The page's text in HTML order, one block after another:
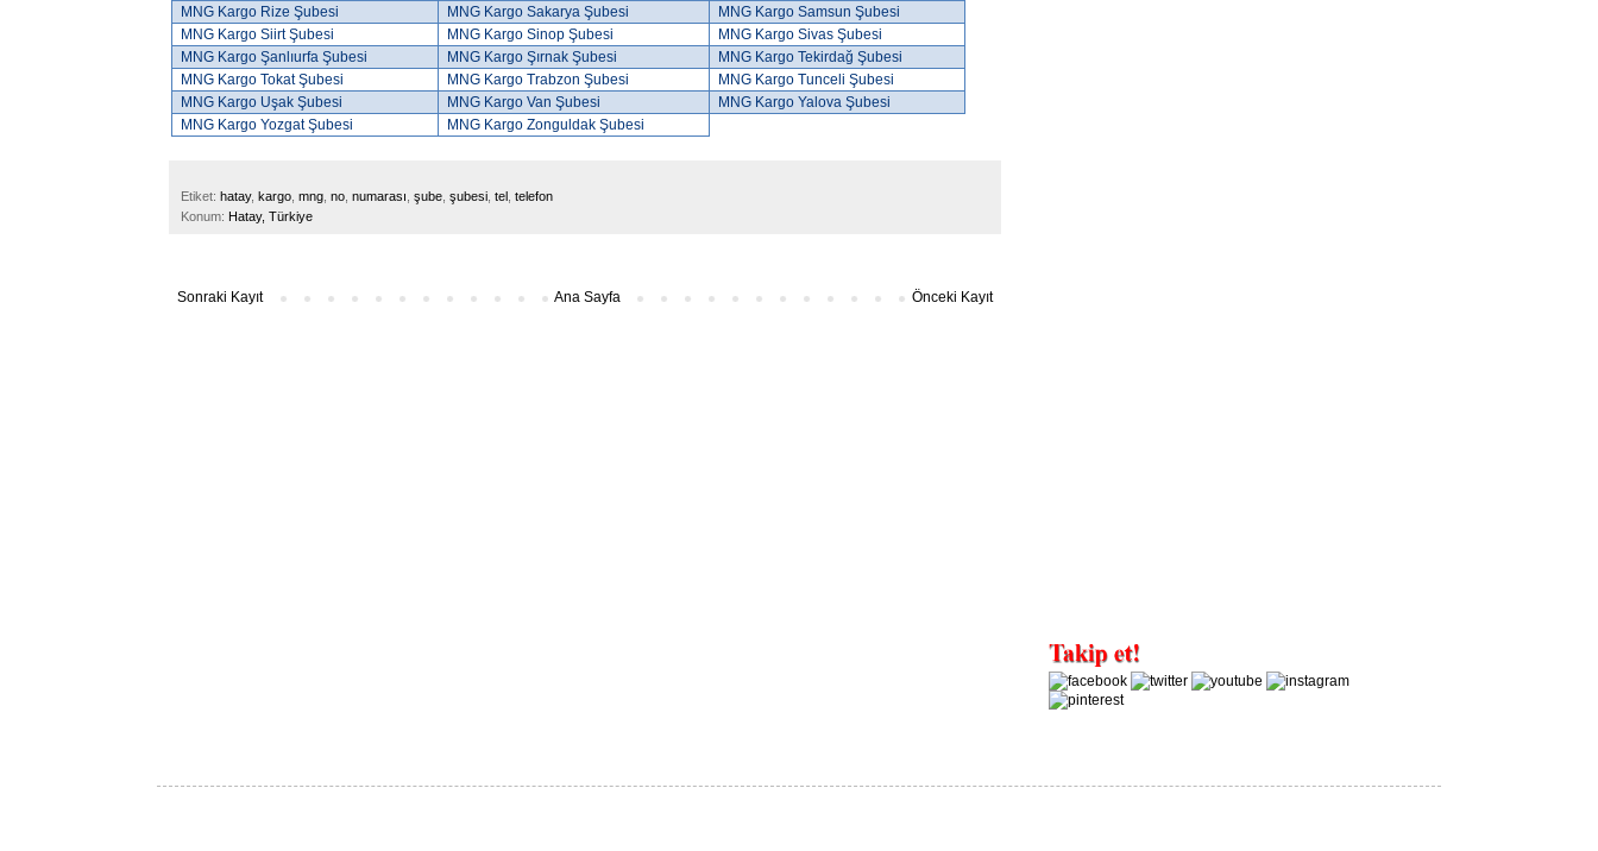
MNG Kargo Rize Şubesi
MNG Kargo Sakarya Şubesi
MNG Kargo Samsun Şubesi
MNG Kargo Siirt Şubesi
MNG Kargo Sinop Şubesi
MNG Kargo Sivas Şubesi
MNG Kargo Şanlıurfa Şubesi
MNG Kargo Şırnak Şubesi
MNG Kargo Tekirdağ Şubesi
MNG Kargo Tokat Şubesi
MNG Kargo Trabzon Şubesi
MNG Kargo Tunceli Şubesi
MNG Kargo Uşak Şubesi
MNG Kargo Van Şubesi
MNG Kargo Yalova Şubesi
MNG Kargo Yozgat Şubesi
MNG Kargo Zonguldak Şubesi
Etiket: hatay, kargo mng no numarası şube şubesi tel telefon
Konum: Hatay, Türkiye
Sonraki Kayıt Önceki Kayıt
Ana Sayfa